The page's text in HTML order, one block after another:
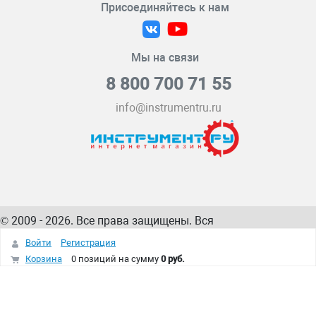
Присоединяйтесь к нам
Мы на связи
8 800 700 71 55
info@instrumentru.ru
© 2009 - 2026. Все права защищены. Вся
информация на сайте – собственность
интернет-магазина
Войти
Регистрация
Корзина
0 позиций на сумму 0 руб.